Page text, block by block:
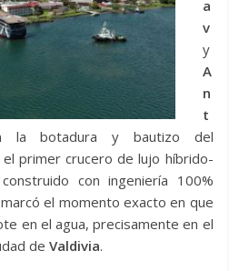
a
v
y
A
n
t
la botadura y bautizo del
el primer crucero de lujo híbrido-
con ingeniería 100%
el momento exacto en que
en el agua, precisamente en el
deValdivia.